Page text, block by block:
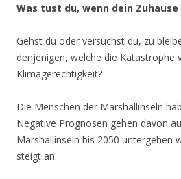
Was tust du, wenn dein
Gehst du oder versuchst du, zu
denjenigen, welche die Katastrophe
Klimagerechtigkeit?
Die Menschen der Marshallinseln
Negative Prognosen gehen davon
Marshallinseln bis 2050 untergehen
steigt an.